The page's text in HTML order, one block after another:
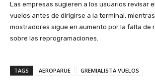
Las empresas sugieren a los usuarios revisar
vuelos antes de dirigirse a la terminal,
mostradores sigue en aumento por la falta de
sobre las reprogramaciones.
TAGS AEROPARUE GREMIALISTA VUELOS